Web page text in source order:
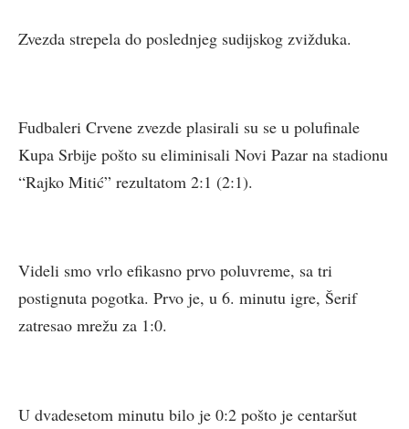
Zvezda strepela do poslednjeg sudijskog zvižduka.
Fudbaleri Crvene zvezde plasirali su se u polufinale
Kupa Srbije pošto su eliminisali Novi Pazar na stadionu
“Rajko Mitić” rezultatom 2:1 (2:1).
Videli smo vrlo efikasno prvo poluvreme, sa tri
postignuta pogotka. Prvo je, u 6. minutu igre, Šerif
zatresao mrežu za 1:0.
U dvadesetom minutu bilo je 0:2 pošto je centaršut